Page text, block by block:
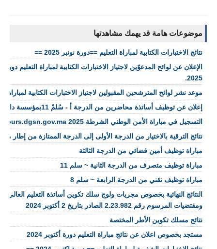
موضوعات هامة قد يهمك مشاهدتها
نتائج الاختبارات الكتابية لمباراة التعليم ==دورة نونبر 2025 ==
2025.
موعد نشر لوائح المترشحين المقبولين لاجتياز الاختبارات الكتابية لمباراة التعليم
إعلان عن توظيف أساتذة محاضرين من الدرجة أ - سُلمْ 11بمؤسسة دارالحديث الحسنية
التسجيل في مباراة الأمن الوطني الشرطة concours.dgsn.gov.ma 2025
نتائج الترقية بالاختيار من الدرجة الأولى إلى الدرجة الممتازة من إطار
مباراة توظيف أمين قضائي من الدرجة الثالثة
مباراة توظيف متصرف من الدرجة الثانية ~ سلم 11
مباراة توظيف تقني من الدرجة الرابعة ~ سلم 8
النتائج النهائية بخصوص مجريات ولوج سلك تكوين أساتذة التعليم العالي
ومقتضيات المرسوم رقم 2.23.982 الصادر بتاريخ 2 أكتوبر 2024
نتائج مسلك تكوين الأطر المختصة
مستجد بخصوص اعلان عن نتائج مباراة التعليم دورة أكتوبر 2024